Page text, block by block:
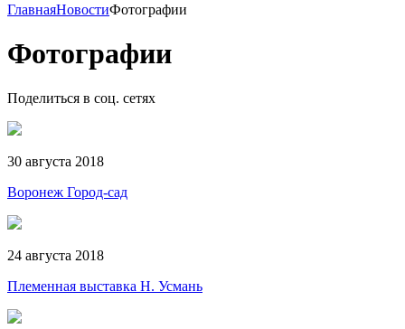
ГлавнаяНовостиФотографии
Фотографии
Поделиться в соц. сетях
30 августа 2018
Воронеж Город-сад
24 августа 2018
Племенная выставка Н. Усмань